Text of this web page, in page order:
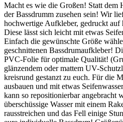
Macht es wie die Großen! Statt dem
der Bassdrumm zusehen sein! Wir
hochwertige Aufkleber, gedruckt
Diese lässt sich leicht mit etwas
Einfach die gewünschte Größe
geschnittenen Bassdrumaufkleber!
PVC-Folie für optimale Qualität!
glänzendem oder mattem UV-
kreisrund gestanzt zu euch. Für die
ausbauen und mit etwas
kann so repositionierbar angebracht
überschüssige Wasser mit einem
rausstreichen und das Fell einige